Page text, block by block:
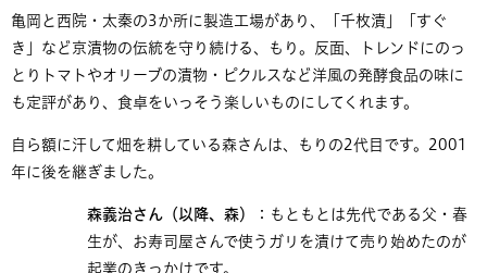
​亀岡と西院・太秦の3か所に製造工場があり、「千枚漬」「すぐ
き」など京漬物の伝統を守り続ける、もり。反面、トレンドにのっ
とりトマトやオリーブの漬物・ピクルスなど洋風の発酵食品の味に
も定評があり、食卓をいっそう楽しいものにしてくれます。
自ら額に汗して畑を耕している森さんは、もりの2代目です。2001
年に後を継ぎました。
森義治さん（以降、森）
：もともとは先代である父・春
生が、お寿司屋さんで使うガリを漬けて売り始めたのが
起業のきっかけです。